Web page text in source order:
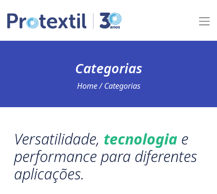
Categorias
Home / Categorias
Versatilidade,tecnologiae
performance para diferentes
aplicações.